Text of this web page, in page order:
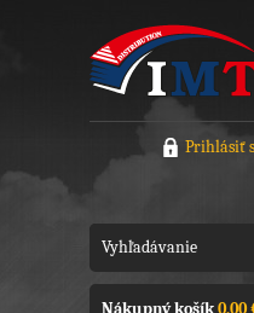
Prihlásiť
Nákupný košík0,00